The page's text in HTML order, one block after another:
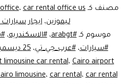
مصنف كـ
،car rental office us
ليموزين،ايجار
موسوم كـ#arabgt ،#الاسكندريه،
#سيارات،#عرب_جي_تي،25 ديسمبر 2022
limousine car rental،Cairo airport
limousine،car rental،car rental